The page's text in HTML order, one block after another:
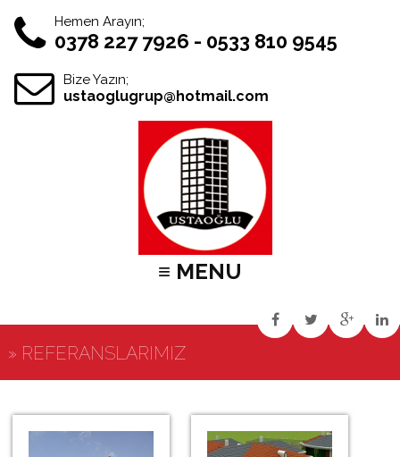
Hemen Arayın;
0378 227 7926 - 0533 810 9545
Bize Yazın;
ustaoglugrup@hotmail.com
≡ MENU
» REFERANSLARIMIZ